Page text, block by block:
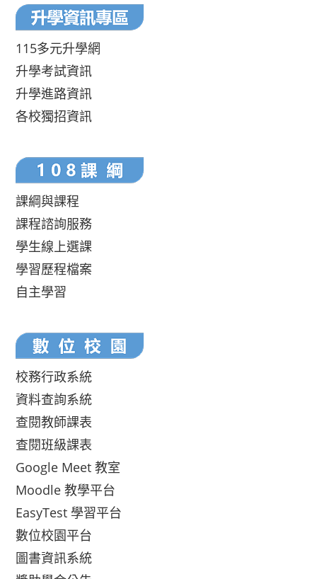
115多元升學網
升學考試資訊
升學進路資訊
各校獨招資訊
課綱與課程
課程諮詢服務
學生線上選課
學習歷程檔案
自主學習
校務行政系統
資料查詢系統
查閱教師課表
查閱班級課表
Google Meet 教室
Moodle 教學平台
EasyTest 學習平台
數位校園平台
圖書資訊系統